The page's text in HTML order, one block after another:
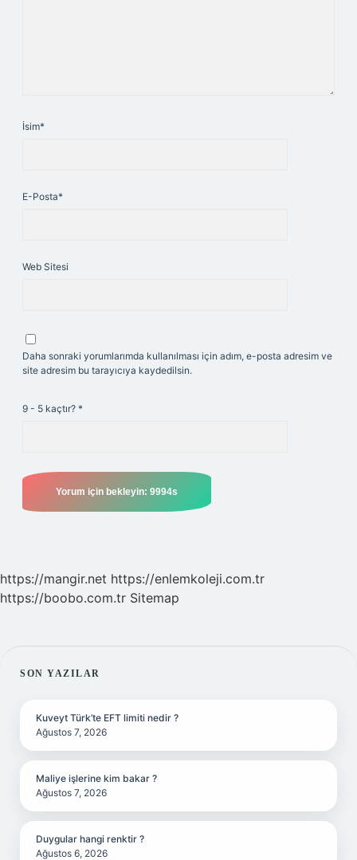
İsim*
E-Posta*
Web Sitesi
Daha sonraki yorumlarımda kullanılması için adım, e-posta adresim ve
site adresim bu tarayıcıya kaydedilsin.
9 - 5 kaçtır? *
https://mangir.net https://enlemkoleji.com.tr
https://boobo.com.tr Sitemap
SIDEBAR
SON YAZILAR
Kuveyt Türk’te EFT limiti nedir ?
Ağustos 7, 2026
Maliye işlerine kim bakar ?
Ağustos 7, 2026
Duygular hangi renktir ?
Ağustos 6, 2026